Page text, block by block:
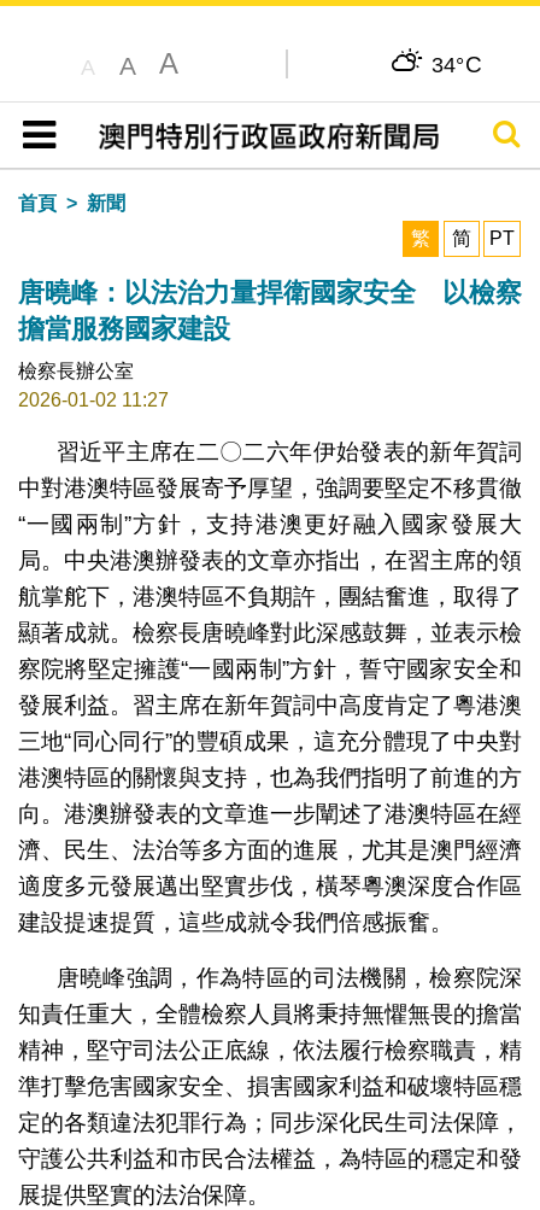
A A A 34°C
目錄
搜尋
首頁
新聞
繁
简 PT
唐曉峰：以法治力量捍衛國家安全 以檢察
擔當服務國家建設
檢察長辦公室
2026-01-02 11:27
習近平主席在二〇二六年伊始發表的新年賀詞
中對港澳特區發展寄予厚望，強調要堅定不移貫徹
“一國兩制”方針，支持港澳更好融入國家發展大
局。中央港澳辦發表的文章亦指出，在習主席的領
航掌舵下，港澳特區不負期許，團結奮進，取得了
顯著成就。檢察長唐曉峰對此深感鼓舞，並表示檢
察院將堅定擁護“一國兩制”方針，誓守國家安全和
發展利益。習主席在新年賀詞中高度肯定了粵港澳
三地“同心同行”的豐碩成果，這充分體現了中央對
港澳特區的關懷與支持，也為我們指明了前進的方
向。港澳辦發表的文章進一步闡述了港澳特區在經
濟、民生、法治等多方面的進展，尤其是澳門經濟
適度多元發展邁出堅實步伐，橫琴粵澳深度合作區
建設提速提質，這些成就令我們倍感振奮。
唐曉峰強調，作為特區的司法機關，檢察院深
知責任重大，全體檢察人員將秉持無懼無畏的擔當
精神，堅守司法公正底線，依法履行檢察職責，精
準打擊危害國家安全、損害國家利益和破壞特區穩
定的各類違法犯罪行為；同步深化民生司法保障，
守護公共利益和市民合法權益，為特區的穩定和發
展提供堅實的法治保障。